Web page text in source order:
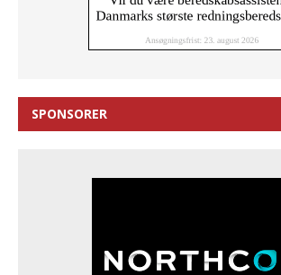
SPONSORER